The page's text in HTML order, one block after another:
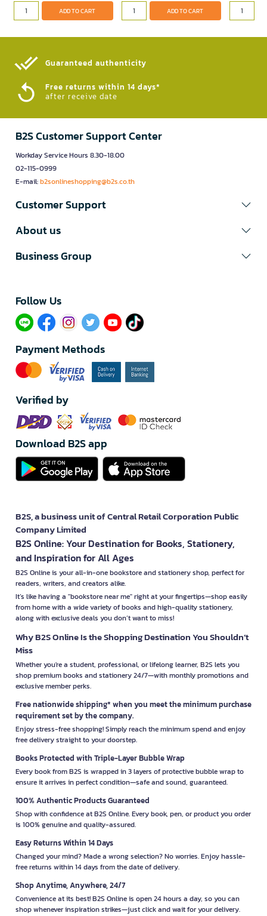
ADD TO CART ADD TO CART
Guaranteed authenticity​
Free returns within 14 days*
after receive date
B2S Customer Support Center
Workday Service Hours 8.30-18.00
02-115-0999
E-mail:b2sonlineshopping@b2s.co.th
Customer Support
About us
Business Group
Follow Us​
Payment Methods
Verified by
Download B2S app
B2S, a business unit of Central Retail Corporation Public
Company Limited
B2S Online: Your Destination for Books, Stationery,
and Inspiration for All Ages
B2S Online is your all-in-one bookstore and stationery shop, perfect for
readers, writers, and creators alike.
It’s like having a "bookstore near me" right at your fingertips—shop easily
from home with a wide variety of books and high-quality stationery,
along with exclusive deals you don’t want to miss!
Why B2S Online Is the Shopping Destination You Shouldn’t
Miss
Whether you're a student, professional, or lifelong learner, B2S lets you
shop premium books and stationery 24/7—with monthly promotions and
exclusive member perks.
Free nationwide shipping* when you meet the minimum purchase
requirement set by the company.
Enjoy stress-free shopping! Simply reach the minimum spend and enjoy
free delivery straight to your doorstep.
Books Protected with Triple-Layer Bubble Wrap
Every book from B2S is wrapped in 3 layers of protective bubble wrap to
ensure it arrives in perfect condition—safe and sound, guaranteed.
100% Authentic Products Guaranteed
Shop with confidence at B2S Online. Every book, pen, or product you order
is 100% genuine and quality-assured.
Easy Returns Within 14 Days
Changed your mind? Made a wrong selection? No worries. Enjoy hassle-
free returns within 14 days from the date of delivery.
Shop Anytime, Anywhere, 24/7
Convenience at its best! B2S Online is open 24 hours a day, so you can
shop whenever inspiration strikes—just click and wait for your delivery.